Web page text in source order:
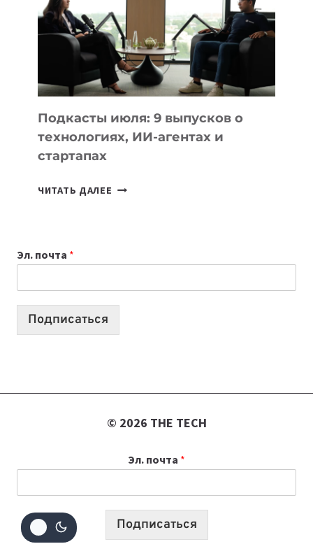
ГОДУ
2026:
10
ЛУЧШИХ
МОДЕЛЕЙ
ДЛЯ
УЧЕБЫ
Подкасты июля: 9 выпусков о
технологиях, ИИ-агентах и
стартапах
ЧИТАТЬ ДАЛЕЕ ПОДКАСТЫ
ИИ-
АГЕНТАХ
Эл. почта *
Подписаться
© 2026 THE TECH
Эл. почта *
Подписаться